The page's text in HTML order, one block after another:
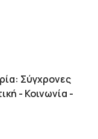
Σύγχρονες
- Κοινωνία -